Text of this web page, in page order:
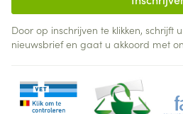
Door op inschrijven te klikken, schrijft
nieuwsbrief en gaat u akkoord met